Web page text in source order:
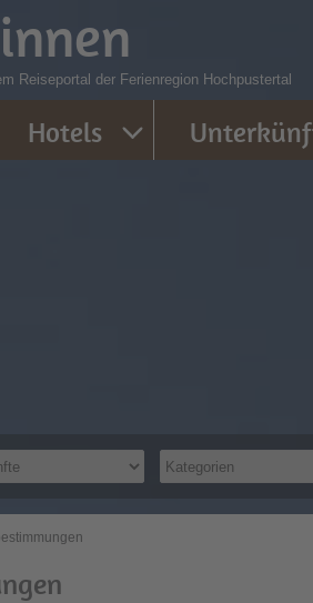
Reiseportal der Ferienregion Hochpustertal
Hotels